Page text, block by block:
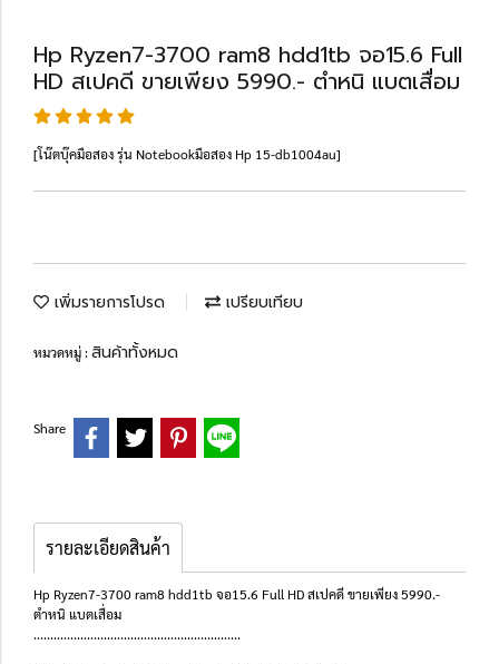
Hp Ryzen7-3700 ram8 hdd1tb จอ15.6 Full
HD สเปคดี ขายเพียง 5990.- ตำหนิ แบตเสื่อม
[โน๊ตบุ๊คมือสอง รุ่น Notebookมือสอง Hp 15-db1004au]
เพิ่มรายการโปรด เปรียบเทียบ
หมวดหมู่ :สินค้าทั้งหมด
Share
รายละเอียดสินค้า
Hp Ryzen7-3700 ram8 hdd1tb จอ15.6 Full HD สเปคดี ขายเพียง 5990.-
ตำหนิ แบตเสื่อม
..............................................................